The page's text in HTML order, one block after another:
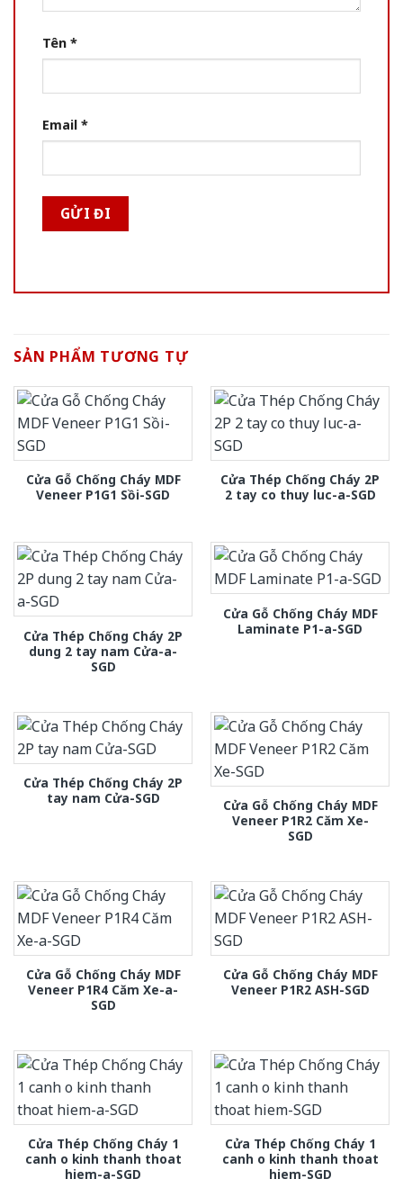
Tên *
Email *
SẢN PHẨM TƯƠNG TỰ
Cửa Gỗ Chống Cháy MDF
Veneer P1G1 Sồi-SGD
Cửa Thép Chống Cháy 2P
2 tay co thuy luc-a-SGD
Cửa Thép Chống Cháy 2P
dung 2 tay nam Cửa-a-
SGD
Cửa Gỗ Chống Cháy MDF
Laminate P1-a-SGD
Cửa Thép Chống Cháy 2P
tay nam Cửa-SGD
Cửa Gỗ Chống Cháy MDF
Veneer P1R2 Căm Xe-
SGD
Cửa Gỗ Chống Cháy MDF
Veneer P1R4 Căm Xe-a-
SGD
Cửa Gỗ Chống Cháy MDF
Veneer P1R2 ASH-SGD
Cửa Thép Chống Cháy 1
canh o kinh thanh thoat
hiem-a-SGD
Cửa Thép Chống Cháy 1
canh o kinh thanh thoat
hiem-SGD